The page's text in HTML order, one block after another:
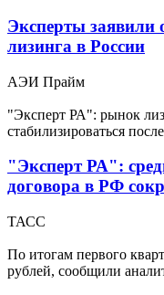
Эксперты заявили
лизинга в России
АЭИ Прайм
"Эксперт РА": рынок
стабилизироваться
"Эксперт РА":
договора в РФ
ТАСС
По итогам первого
рублей, сообщили